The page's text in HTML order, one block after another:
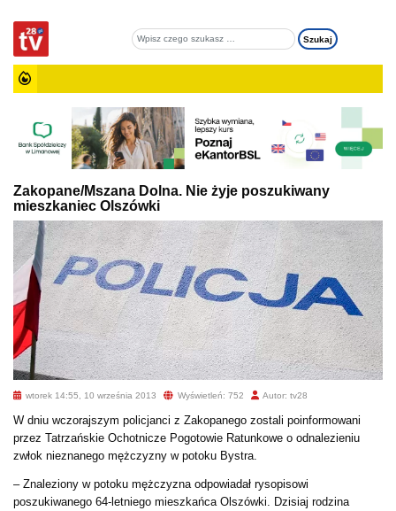
Zakopane/Mszana Dolna. Nie żyje poszukiwany
mieszkaniec Olszówki
wtorek 14:55, 10 września 2013 Wyświetleń: 752 Autor: tv28
W dniu wczorajszym policjanci z Zakopanego zostali poinformowani
przez Tatrzańskie Ochotnicze Pogotowie Ratunkowe o odnalezieniu
zwłok nieznanego mężczyzny w potoku Bystra.
– Znaleziony w potoku mężczyzna odpowiadał rysopisowi
poszukiwanego 64-letniego mieszkańca Olszówki. Dzisiaj rodzina